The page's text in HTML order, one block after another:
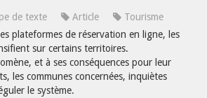
de texte Article
Tourisme
plateformes de réservation en ligne, les
sur certains territoires.
et à ses conséquences pour leur
les communes concernées, inquiètes
le système.